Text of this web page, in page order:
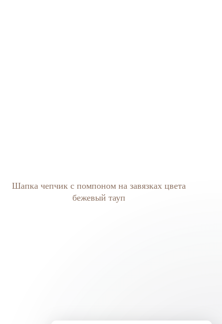
Шапка чепчик с помпоном на завязках цвета
бежевый тауп